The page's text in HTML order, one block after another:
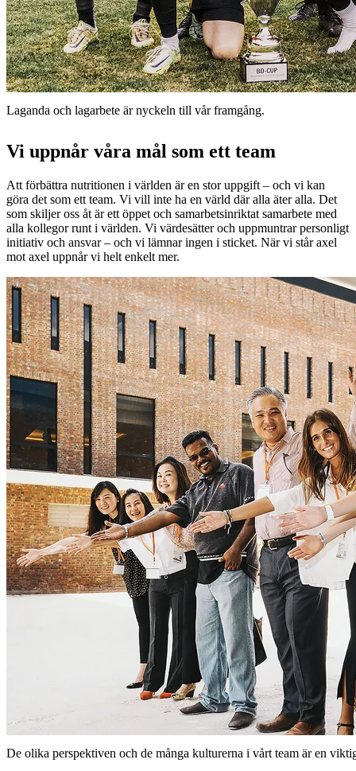
Laganda och lagarbete är nyckeln till vår framgång.
Vi uppnår våra mål som ett team
Att förbättra nutritionen i världen är en stor uppgift – och vi kan
göra det som ett team. Vi vill inte ha en värld där alla äter alla. Det
som skiljer oss åt är ett öppet och samarbetsinriktat samarbete med
alla kollegor runt i världen. Vi värdesätter och uppmuntrar personligt
initiativ och ansvar – och vi lämnar ingen i sticket. När vi står axel
mot axel uppnår vi helt enkelt mer.
De olika perspektiven och de många kulturerna i vårt team är en